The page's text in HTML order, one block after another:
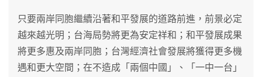
只要兩岸同胞繼續沿著和平發展的道路前進，前景必定
越來越光明；台海局勢將更為安定祥和；和平發展成果
將更多惠及兩岸同胞；台灣經濟社會發展將獲得更多機
遇和更大空間；在不造成「兩個中國」、「一中一台」